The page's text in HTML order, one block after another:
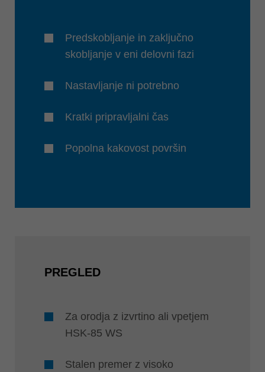
Predskobljanje in zaključno
skobljanje v eni delovni fazi
Nastavljanje ni potrebno
Kratki pripravljalni čas
Popolna kakovost površin
PREGLED
Za orodja z izvrtino ali vpetjem
HSK-85 WS
Stalen premer z visoko